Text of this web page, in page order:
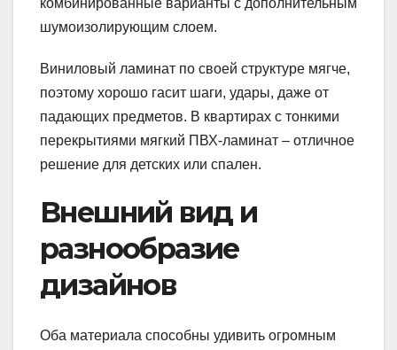
комбинированные варианты с дополнительным
шумоизолирующим слоем.
Виниловый ламинат по своей структуре мягче,
поэтому хорошо гасит шаги, удары, даже от
падающих предметов. В квартирах с тонкими
перекрытиями мягкий ПВХ-ламинат – отличное
решение для детских или спален.
Внешний вид и
разнообразие
дизайнов
Оба материала способны удивить огромным